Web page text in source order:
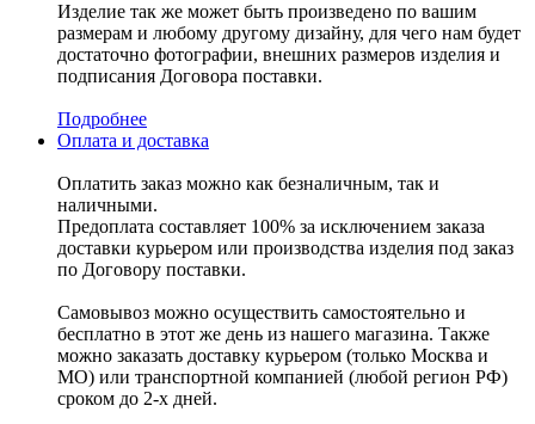
Изделие так же может быть произведено по вашим
размерам и любому другому дизайну, для чего нам будет
достаточно фотографии, внешних размеров изделия и
подписания Договора поставки.
Подробнее
Оплата и доставка
Оплатить заказ можно как безналичным, так и
наличными.
Предоплата составляет 100% за исключением заказа
доставки курьером или производства изделия под заказ
по Договору поставки.
Самовывоз можно осуществить самостоятельно и
бесплатно в этот же день из нашего магазина. Также
можно заказать доставку курьером (только Москва и
МО) или транспортной компанией (любой регион РФ)
сроком до 2-х дней.